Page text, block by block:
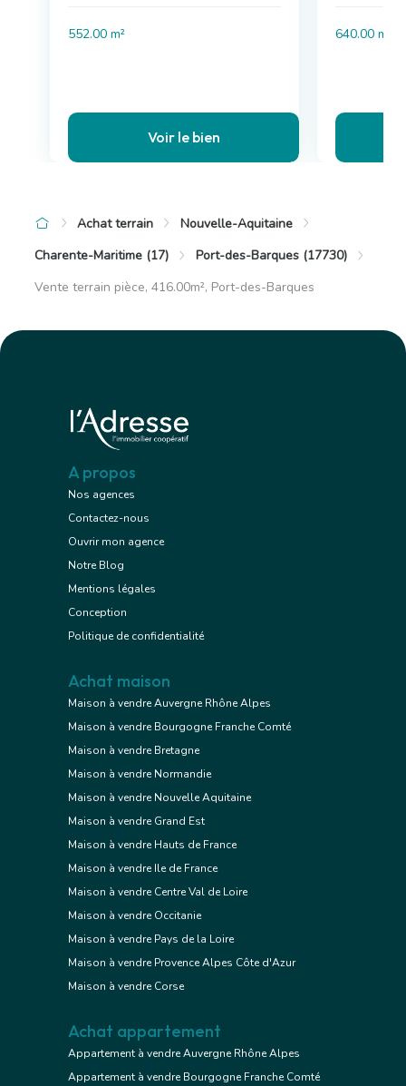
552.00 m²
Voir le bien
640.00 m²
Achat terrain
Nouvelle-Aquitaine
Charente-Maritime (17)
Port-des-Barques (17730)
Vente terrain pièce, 416.00m², Port-des-Barques
A propos
Nos agences
Contactez-nous
Ouvrir mon agence
Notre Blog
Mentions légales
Conception
Politique de confidentialité
Achat maison
Maison à vendre Auvergne Rhône Alpes
Maison à vendre Bourgogne Franche Comté
Maison à vendre Bretagne
Maison à vendre Normandie
Maison à vendre Nouvelle Aquitaine
Maison à vendre Grand Est
Maison à vendre Hauts de France
Maison à vendre Ile de France
Maison à vendre Centre Val de Loire
Maison à vendre Occitanie
Maison à vendre Pays de la Loire
Maison à vendre Provence Alpes Côte d'Azur
Maison à vendre Corse
Achat appartement
Appartement à vendre Auvergne Rhône Alpes
Appartement à vendre Bourgogne Franche Comté